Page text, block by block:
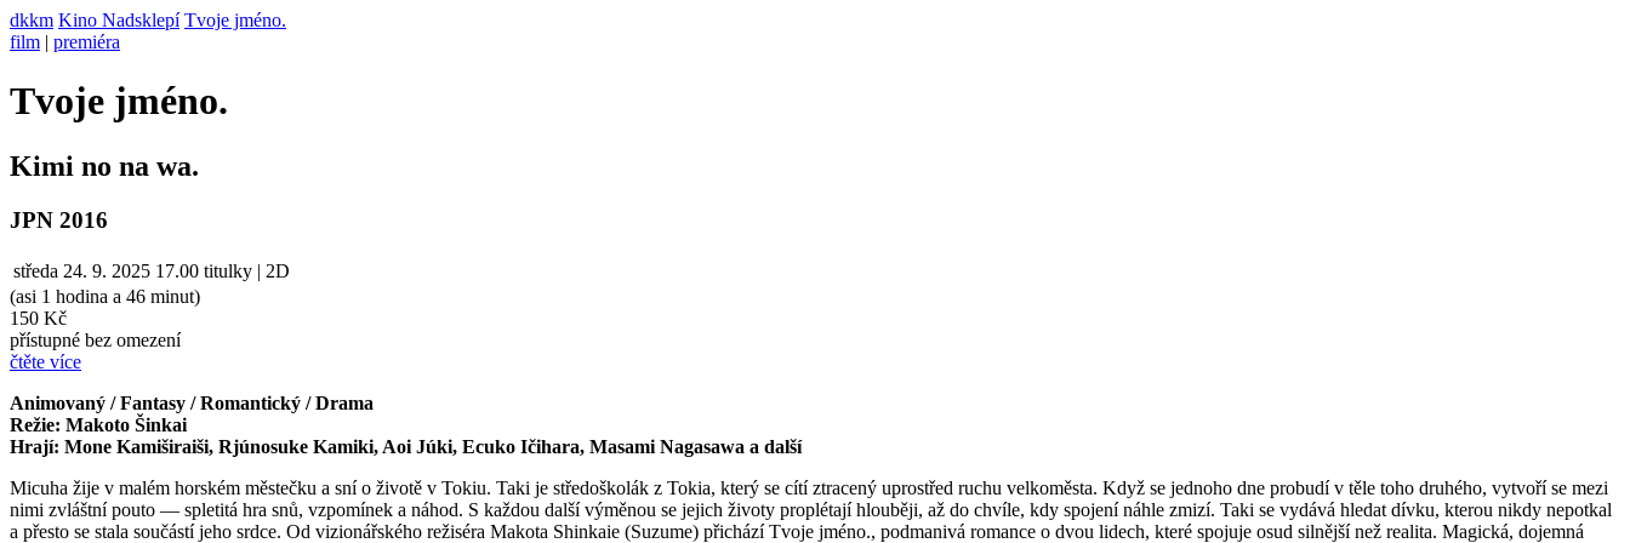
dkkm Kino Nadsklepí Tvoje jméno.
film | premiéra
Tvoje jméno.
Kimi no na wa.
JPN 2016
středa 24. 9. 2025 17.00 titulky | 2D
(asi 1 hodina a 46 minut)
150 Kč
přístupné bez omezení
čtěte více
Animovaný / Fantasy / Romantický / Drama
Režie: Makoto Šinkai
Hrají: Mone Kamiširaiši, Rjúnosuke Kamiki, Aoi Júki, Ecuko Ičihara, Masami Nagasawa a další
Micuha žije v malém horském městečku a sní o životě v Tokiu. Taki je středoškolák z Tokia, který se cítí ztracený uprostřed ruchu velkoměsta. Když se jednoho dne probudí v těle toho druhého, vytvoří se mezi
nimi zvláštní pouto — spletitá hra snů, vzpomínek a náhod. S každou další výměnou se jejich životy proplétají hlouběji, až do chvíle, kdy spojení náhle zmizí. Taki se vydává hledat dívku, kterou nikdy nepotkal
a přesto se stala součástí jeho srdce. Od vizionářského režiséra Makota Shinkaie (Suzume) přichází Tvoje jméno., podmanivá romance o dvou lidech, které spojuje osud silnější než realita. Magická, dojemná